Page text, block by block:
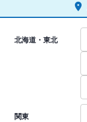
北海道・東北
関東